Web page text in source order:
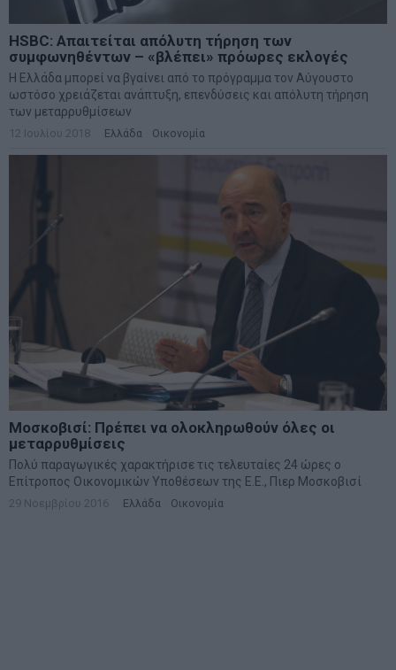
HSBC: Απαιτείται απόλυτη τήρηση των
συμφωνηθέντων – «βλέπει» πρόωρες εκλογές
H Ελλάδα μπορεί να βγαίνει από το πρόγραμμα τον Αύγουστο
ωστόσο χρειάζεται ανάπτυξη, επενδύσεις και απόλυτη τήρηση
των μεταρρυθμίσεων
12 Ιουλίου 2018 Ελλάδα Οικονομία
Μοσκοβισί: Πρέπει να ολοκληρωθούν όλες οι
μεταρρυθμίσεις
Πολύ παραγωγικές χαρακτήρισε τις τελευταίες 24 ώρες ο
Επίτροπος Οικονομικών Υποθέσεων της Ε.Ε., Πιερ Μοσκοβισί
29 Νοεμβρίου 2016 Ελλάδα Οικονομία